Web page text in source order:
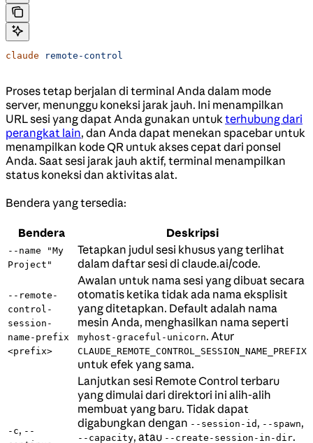
claude remote-control
Proses tetap berjalan di terminal Anda dalam mode
server, menunggu koneksi jarak jauh. Ini menampilkan
URL sesi yang dapat Anda gunakan untukterhubung dari
perangkat lain, dan Anda dapat menekan spacebar untuk
menampilkan kode QR untuk akses cepat dari ponsel
Anda. Saat sesi jarak jauh aktif, terminal menampilkan
status koneksi dan aktivitas alat.
Bendera yang tersedia:
Bendera Deskripsi
--name "My
Project"
Tetapkan judul sesi khusus yang terlihat
dalam daftar sesi di claude.ai/code.
--remote-
control-
session-
name-prefix
<prefix>
Awalan untuk nama sesi yang dibuat secara
otomatis ketika tidak ada nama eksplisit
yang ditetapkan. Default adalah nama
mesin Anda, menghasilkan nama seperti
myhost-graceful-unicorn. Atur
CLAUDE_REMOTE_CONTROL_SESSION_NAME_PREFIX
untuk efek yang sama.
-c, --
Lanjutkan sesi Remote Control terbaru
yang dimulai dari direktori ini alih-alih
membuat yang baru. Tidak dapat
digabungkan dengan --session-id , --spawn,
--capacity, atau --create-session-in-dir.